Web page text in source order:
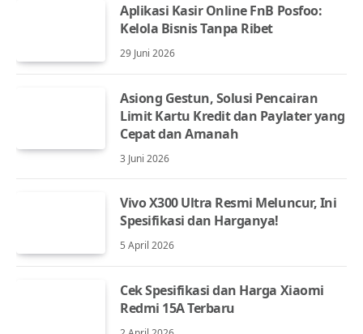
Aplikasi Kasir Online FnB Posfoo:
Kelola Bisnis Tanpa Ribet
29 Juni 2026
Asiong Gestun, Solusi Pencairan
Limit Kartu Kredit dan Paylater yang
Cepat dan Amanah
3 Juni 2026
Vivo X300 Ultra Resmi Meluncur, Ini
Spesifikasi dan Harganya!
5 April 2026
Cek Spesifikasi dan Harga Xiaomi
Redmi 15A Terbaru